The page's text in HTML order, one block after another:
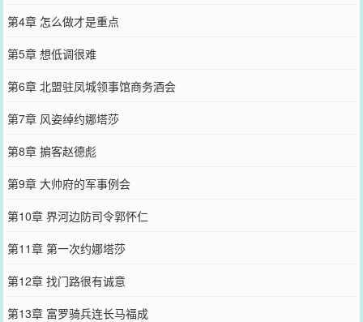
第4章 怎么做才是重点
第5章 想低调很难
第6章 北盟驻凤城领事馆商务酒会
第7章 风姿绰约娜塔莎
第8章 掮客赵德彪
第9章 大帅府的军事例会
第10章 界河边防司令郭怀仁
第11章 第一次约娜塔莎
第12章 找门路很有诚意
第13章 富罗骑兵连长马福成